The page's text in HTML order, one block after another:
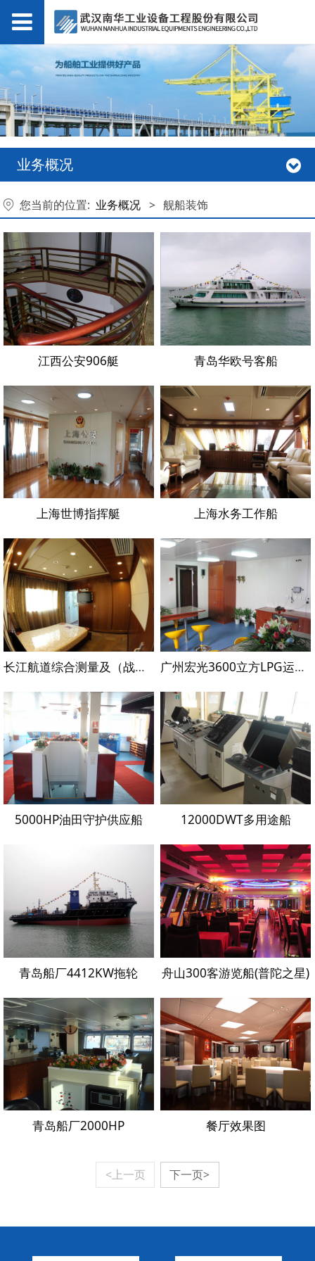
业务概况
您当前的位置: 业务概况 > 舰船装饰
江西公安906艇 青岛华欧号客船
上海世博指挥艇 上海水务工作船
长江航道综合测量及（战枯水）指挥船内装设计施工说明 广州宏光3600立方LPG运输船
5000HP油田守护供应船 12000DWT多用途船
青岛船厂4412KW拖轮 舟山300客游览船(普陀之星)
青岛船厂2000HP 餐厅效果图
<上一页 下一页>